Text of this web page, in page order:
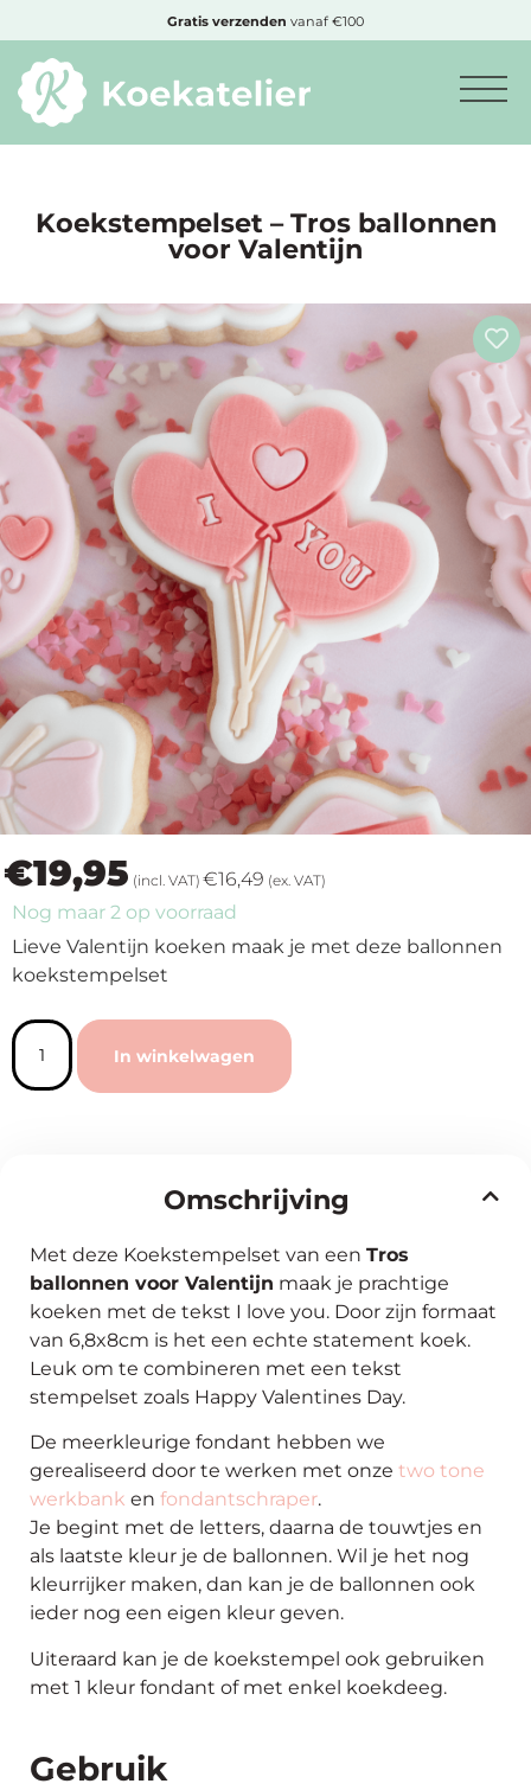
Minimum
Nieuwe
producten
Producten
op
soort
Producten
op
thema
Maatwerk
Cursussen
Gratis
Outlet
Gratis verzenden vanaf €100
Koekstempelset – Tros ballonnen
voor Valentijn
€19,95 (incl. VAT) €16,49 (ex. VAT)
Nog maar 2 op voorraad
Lieve Valentijn koeken maak je met deze ballonnen
koekstempelset
In winkelwagen
Omschrijving
Met deze Koekstempelset van een Tros
ballonnen voor Valentijn maak je prachtige
koeken met de tekst I love you. Door zijn formaat
van 6,8x8cm is het een echte statement koek.
Leuk om te combineren met een tekst
stempelset zoals Happy Valentines Day.
De meerkleurige fondant hebben we
gerealiseerd door te werken met onze two tone
werkbank en fondantschraper.
Je begint met de letters, daarna de touwtjes en
als laatste kleur je de ballonnen. Wil je het nog
kleurrijker maken, dan kan je de ballonnen ook
ieder nog een eigen kleur geven.
Uiteraard kan je de koekstempel ook gebruiken
met 1 kleur fondant of met enkel koekdeeg.
Gebruik